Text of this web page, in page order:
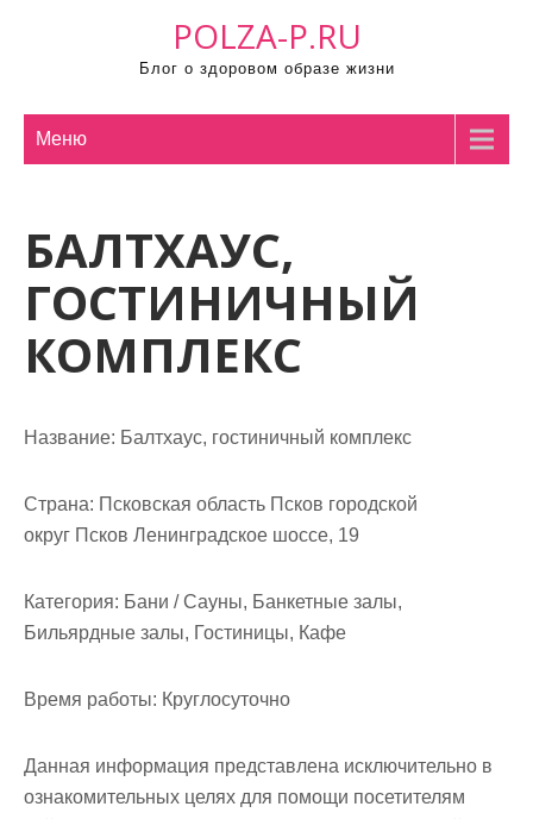
POLZA-P.RU
Блог о здоровом образе жизни
Меню
БАЛТХАУС,
ГОСТИНИЧНЫЙ
КОМПЛЕКС
Название: Балтхаус, гостиничный комплекс
Страна: Псковская область Псков городской
округ Псков Ленинградское шоссе, 19
Категория: Бани / Сауны, Банкетные залы,
Бильярдные залы, Гостиницы, Кафе
Время работы: Круглосуточно
Данная информация представлена исключительно в
ознакомительных целях для помощи посетителям